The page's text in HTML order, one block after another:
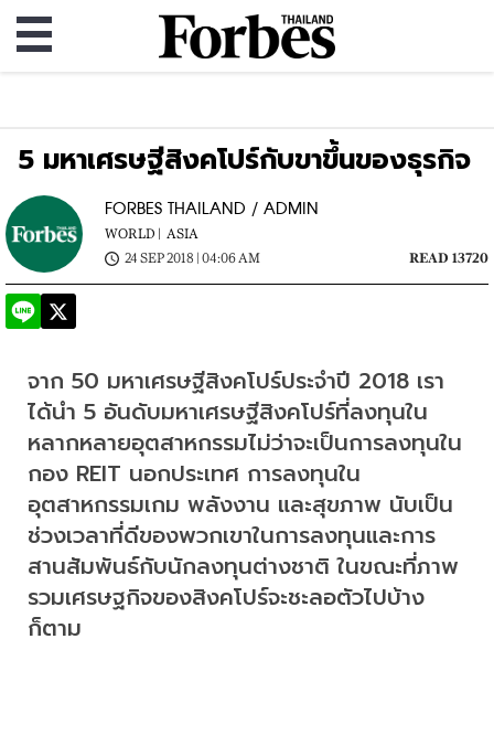
5 มหาเศรษฐีสิงคโปร์กับขาขึ้นของธุรกิจ
FORBES THAILAND / ADMIN
WORLD |
ASIA
24 SEP 2018 | 04:06 AM
READ 13720
จาก 50 มหาเศรษฐีสิงคโปร์ประจำปี 2018 เรา
ได้นำ 5 อันดับมหาเศรษฐีสิงคโปร์ที่ลงทุนใน
หลากหลายอุตสาหกรรมไม่ว่าจะเป็นการลงทุนใน
กอง REIT นอกประเทศ การลงทุนใน
อุตสาหกรรมเกม พลังงาน และสุขภาพ นับเป็น
ช่วงเวลาที่ดีของพวกเขาในการลงทุนและการ
สานสัมพันธ์กับนักลงทุนต่างชาติ ในขณะที่ภาพ
รวมเศรษฐกิจของสิงคโปร์จะชะลอตัวไปบ้าง
ก็ตาม